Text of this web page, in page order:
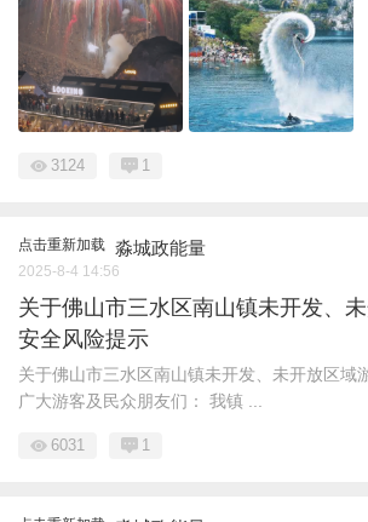
3124 1
点击重新加载 淼城政能量
2025-8-4 14:56
关于佛山市三水区南山镇未开发、
安全风险提示
关于佛山市三水区南山镇未开发、未开放区域
广大游客及民众朋友们： 我镇 ...
6031 1